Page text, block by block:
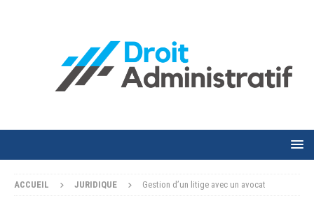
ACCUEIL JURIDIQUE Gestion d’un litige avec un avocat